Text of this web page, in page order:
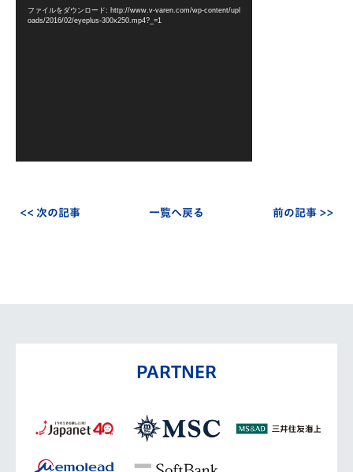
ファイルをダウンロード: http://www.v-varen.com/wp-content/upl
oads/2016/02/eyeplus-300x250.mp4?_=1
<< 次の記事 一覧へ戻る 前の記事 >>
PARTNER